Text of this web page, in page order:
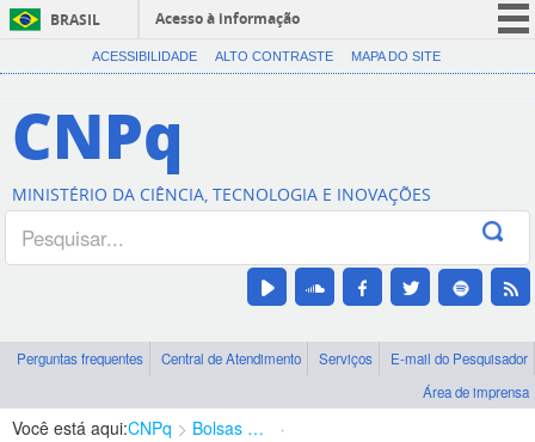
BRASIL
Acesso à informação
CORONAVÍRUS (COVID-19)
Canais
ACESSIBILIDADE ALTO CONTRASTE MAPA DO SITE
CNPq
MINISTÉRIO DA CIÊNCIA, TECNOLOGIA E INOVAÇÕES
Perguntas frequentes Central de Atendimento Serviços
E-mail do Pesquisador
Área de imprensa
Você está aqui:CNPq Bolsas e Auxílios Vigentes